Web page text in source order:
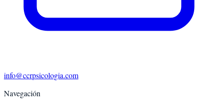
info@ccrpsicologia.com
Navegación